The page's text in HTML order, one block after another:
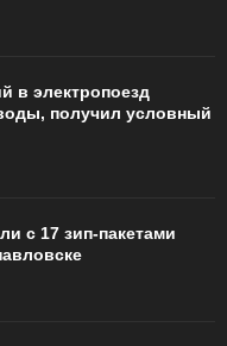
в электропоезд
получил условный
с 17 зип-пакетами